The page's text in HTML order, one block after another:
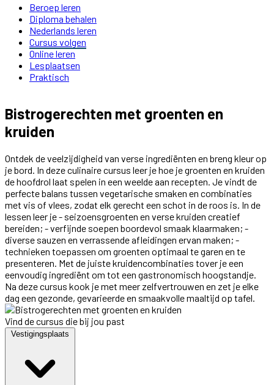
Beroep leren
Diploma behalen
Nederlands leren
Cursus volgen
Online leren
Lesplaatsen
Praktisch
Bistrogerechten met groenten en
kruiden
Ontdek de veelzijdigheid van verse ingrediënten en breng kleur op
je bord. In deze culinaire cursus leer je hoe je groenten en kruiden
de hoofdrol laat spelen in een weelde aan recepten. Je vindt de
perfecte balans tussen vegetarische smaken en combinaties
met vis of vlees, zodat elk gerecht een schot in de roos is. In de
lessen leer je - seizoensgroenten en verse kruiden creatief
bereiden; - verfijnde soepen boordevol smaak klaarmaken; -
diverse sauzen en verrassende afleidingen ervan maken; -
technieken toepassen om groenten optimaal te garen en te
presenteren. Met de juiste kruidencombinaties tover je een
eenvoudig ingrediënt om tot een gastronomisch hoogstandje.
Na deze cursus kook je met meer zelfvertrouwen en zet je elke
dag een gezonde, gevarieerde en smaakvolle maaltijd op tafel.
Vind de cursus die bij jou past
Vestigingsplaats